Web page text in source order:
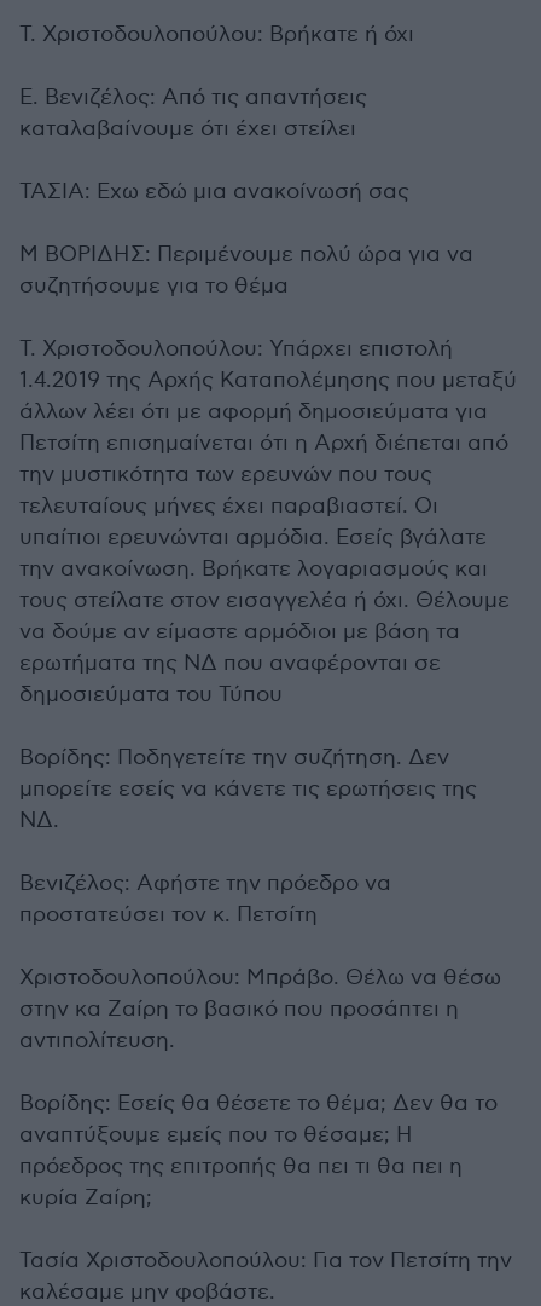
Τ. Χριστοδουλοπούλου: Βρήκατε ή όχι
Ε. Βενιζέλος: Από τις απαντήσεις
καταλαβαίνουμε ότι έχει στείλει
ΤΑΣΙΑ: Εχω εδώ μια ανακοίνωσή σας
Μ ΒΟΡΙΔΗΣ: Περιμένουμε πολύ ώρα για να
συζητήσουμε για το θέμα
Τ. Χριστοδουλοπούλου: Υπάρχει επιστολή
1.4.2019 της Αρχής Καταπολέμησης που μεταξύ
άλλων λέει ότι με αφορμή δημοσιεύματα για
Πετσίτη επισημαίνεται ότι η Αρχή διέπεται από
την μυστικότητα των ερευνών που τους
τελευταίους μήνες έχει παραβιαστεί. Οι
υπαίτιοι ερευνώνται αρμόδια. Εσείς βγάλατε
την ανακοίνωση. Βρήκατε λογαριασμούς και
τους στείλατε στον εισαγγελέα ή όχι. Θέλουμε
να δούμε αν είμαστε αρμόδιοι με βάση τα
ερωτήματα της ΝΔ που αναφέρονται σε
δημοσιεύματα του Τύπου
Βορίδης: Ποδηγετείτε την συζήτηση. Δεν
μπορείτε εσείς να κάνετε τις ερωτήσεις της
ΝΔ.
Βενιζέλος: Αφήστε την πρόεδρο να
προστατεύσει τον κ. Πετσίτη
Χριστοδουλοπούλου: Μπράβο. Θέλω να θέσω
στην κα Ζαίρη το βασικό που προσάπτει η
αντιπολίτευση.
Βορίδης: Εσείς θα θέσετε το θέμα; Δεν θα το
αναπτύξουμε εμείς που το θέσαμε; Η
πρόεδρος της επιτροπής θα πει τι θα πει η
κυρία Ζαίρη;
Τασία Χριστοδουλοπούλου: Για τον Πετσίτη την
καλέσαμε μην φοβάστε.